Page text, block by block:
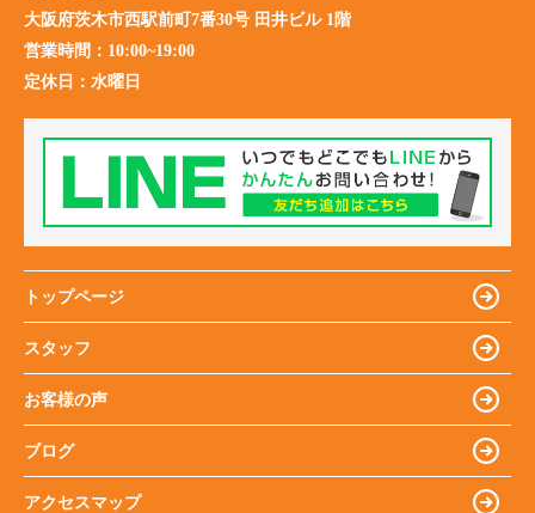
大阪府茨木市西駅前町7番30号 田井ビル 1階
営業時間： 10:00~19:00
定休日： 水曜日
トップページ
スタッフ
お客様の声
ブログ
アクセスマップ